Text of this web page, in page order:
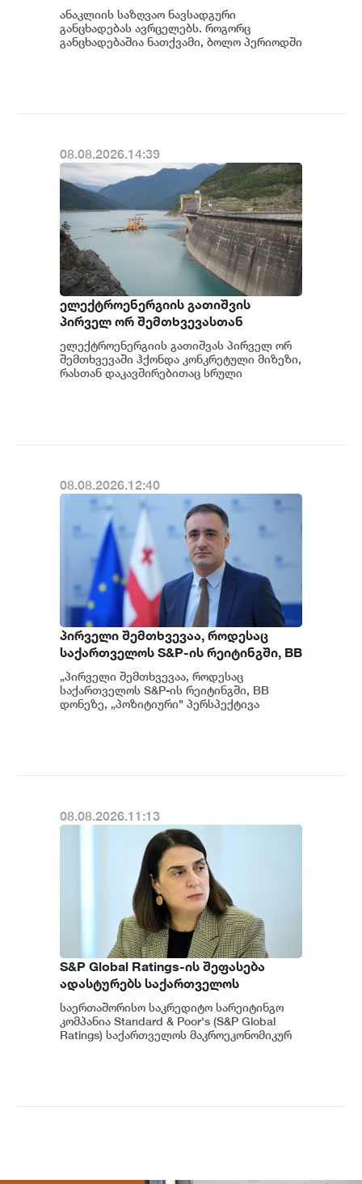
ანაკლიის საზღვაო ნავსადგური
განცხადებას ავრცელებს. როგორც
განცხადებაშია ნათქვამი, ბოლო პერიოდში
08.08.2026.14:39
ელექტროენერგიის გათიშვის
პირველ ორ შემთხვევასთან
დაკავშირებით სუს-ში წარიმართება
გამოძიება და ინფორმაციას
მოგვიანებით დეტალურად
ელექტროენერგიის გათიშვას პირველ ორ
შემთხვევაში ჰქონდა კონკრეტული მიზეზი,
რასთან დაკავშირებითაც სრული
08.08.2026.12:40
პირველი შემთხვევაა, როდესაც
საქართველოს S&P-ის რეიტინგში, BB
დონეზე „პოზიტიური" პერსპექტივა
მიენიჭა - პერსპექტივის
გაუმჯობესება კიდევ ერთხელ
„პირველი შემთხვევაა, როდესაც
საქართველოს S&P-ის რეიტინგში, BB
დონეზე, „პოზიტიური" პერსპექტივა
08.08.2026.11:13
S&P Global Ratings-ის შეფასება
ადასტურებს საქართველოს
ეკონომიკის მდგრადობასა და
ეროვნული ბანკის პოლიტიკის
ეფექტიანობას - ეკატერინე მიქაბაძე
საერთაშორისო საკრედიტო სარეიტინგო
კომპანია Standard & Poor's (S&P Global
Ratings) საქართველოს მაკროეკონომიკურ